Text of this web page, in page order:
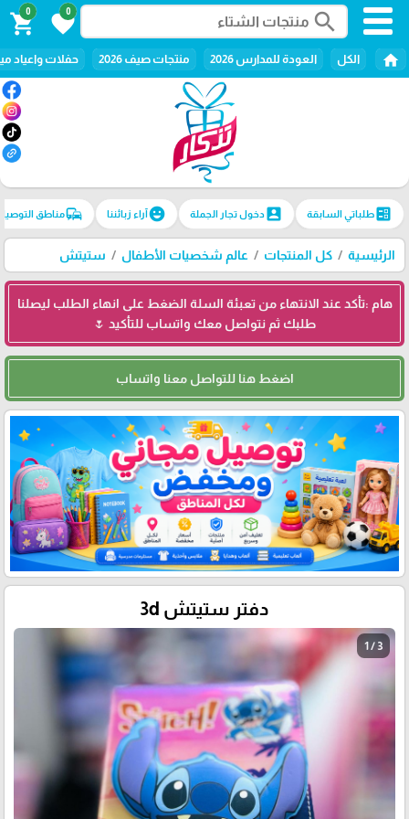
search
0
favorite
0
shopping_cart
home الكل العودة للمدارس 2026 منتجات صيف 2026 حفلات واعياد
ballotطلباتي السابقة account_boxدخول تجار الجملة emoji_emotionsآراء زبائننا commuteمناطق
الرئيسية كل المنتجات عالم شخصيات الأطفال ستيتش
هام :تأكد عند الانتهاء من تعبئة السلة الضغط على انهاء الطلب ليصلنا
طلبك ثم نتواصل معك واتساب للتأكيد 🌷
اضغط هنا للتواصل معنا واتساب
دفتر ستيتش 3d
1 / 3